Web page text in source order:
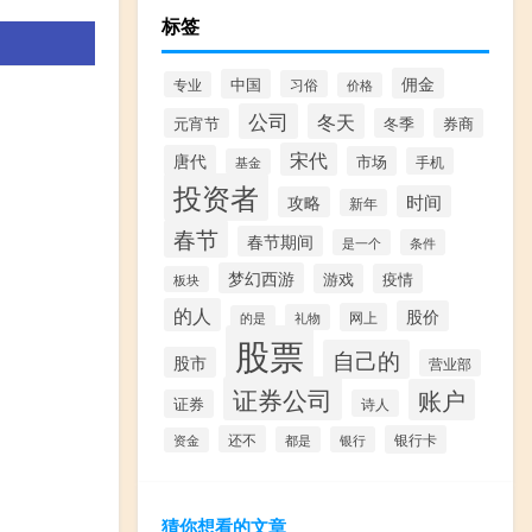
标签
专业 中国 习俗 价格 佣金
元宵节 公司 冬天 冬季 券商
唐代 基金 宋代 市场 手机
投资者 攻略 新年 时间
春节 春节期间 是一个
条件
板块
梦幻西游 游戏 疫情
的人 的是 礼物 网上
股价
股市
股票 自己的 营业部
证券 证券公司 诗人 账户
资金 还不 都是 银行 银行卡
猜你想看的文章